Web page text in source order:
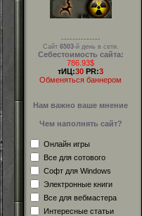
--------------
Сайт 6503-й день в сети.
Себестоимость сайта:
786.93$
тИЦ:30 PR:3
Обменяться баннером
Нам важно ваше мнение
Чем наполнять сайт?
Онлайн игры
Все для сотового
Софт для Windows
Электронные книги
Все для вебмастера
Интересные статьи